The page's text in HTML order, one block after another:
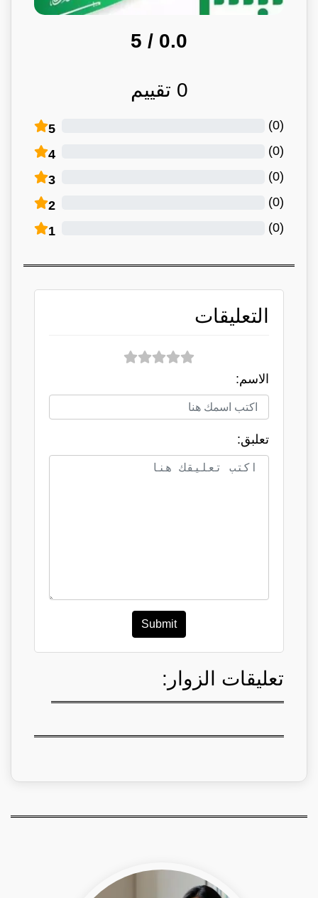
0.0
/ 5
0 تقييم
5 (
0
)
4 (
0
)
3 (
0
)
2 (
0
)
1 (
0
)
التعليقات
الاسم:
تعلبق:
Submit
تعليقات الزوار: